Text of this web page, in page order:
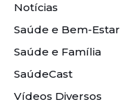
Notícias
Saúde e Bem-Estar
Saúde e Família
SaúdeCast
Vídeos Diversos